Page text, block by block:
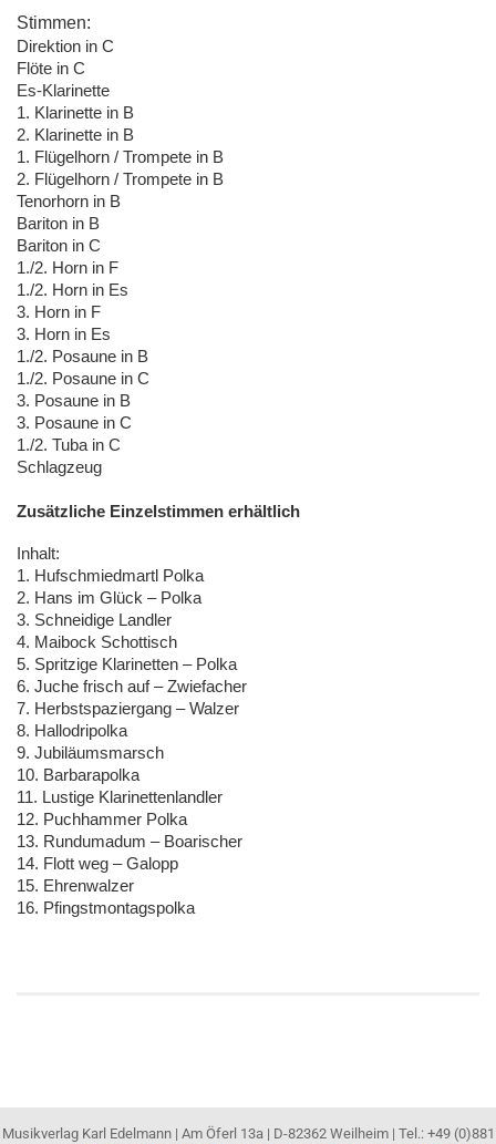
Stimmen:
Direktion in C
Flöte in C
Es-Klarinette
1. Klarinette in B
2. Klarinette in B
1. Flügelhorn / Trompete in B
2. Flügelhorn / Trompete in B
Tenorhorn in B
Bariton in B
Bariton in C
1./2. Horn in F
1./2. Horn in Es
3. Horn in F
3. Horn in Es
1./2. Posaune in B
1./2. Posaune in C
3. Posaune in B
3. Posaune in C
1./2. Tuba in C
Schlagzeug
Zusätzliche Einzelstimmen erhältlich
Inhalt:
1. Hufschmiedmartl Polka
2. Hans im Glück – Polka
3. Schneidige Landler
4. Maibock Schottisch
5. Spritzige Klarinetten – Polka
6. Juche frisch auf – Zwiefacher
7. Herbstspaziergang – Walzer
8. Hallodripolka
9. Jubiläumsmarsch
10. Barbarapolka
11. Lustige Klarinettenlandler
12. Puchhammer Polka
13. Rundumadum – Boarischer
14. Flott weg – Galopp
15. Ehrenwalzer
16. Pfingstmontagspolka
Musikverlag Karl Edelmann | Am Öferl 13a | D-82362 Weilheim | Tel.: +49 (0)881